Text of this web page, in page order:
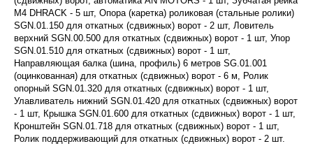
М4 DHRACK - 5 шт, Опора (каретка) роликовая (стальные ролики)
SGN.01.150 для откатных (сдвижных) ворот - 2 шт, Ловитель
верхний SGN.00.500 для откатных (сдвижных) ворот - 1 шт, Упор
SGN.01.510 для откатных (сдвижных) ворот - 1 шт,
Направляющая балка (шина, профиль) 6 метров SG.01.001
(оцинкованная) для откатных (сдвижных) ворот - 6 м, Ролик
опорный SGN.01.320 для откатных (сдвижных) ворот - 1 шт,
Улавливатель нижний SGN.01.420 для откатных (сдвижных) ворот
- 1 шт, Крышка SGN.01.600 для откатных (сдвижных) ворот - 1 шт,
Кронштейн SGN.01.718 для откатных (сдвижных) ворот - 1 шт,
Ролик поддерживающий для откатных (сдвижных) ворот - 2 шт.